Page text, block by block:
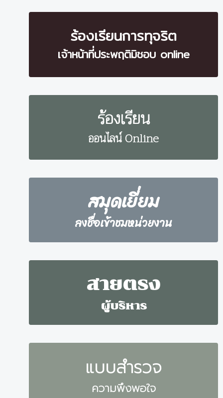
ร้องเรียนการทุจริต
เจ้าหน้าที่ประพฤติมิชอบ online
ร้องเรียน
ออนไลน์ Online
สมุดเยี่ยม
ลงชื่อเข้าชมหน่วยงาน
สายตรง
ผู้บริหาร
แบบสำรวจ
ความพึงพอใจ